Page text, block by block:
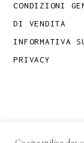
CONDIZIONI
DI VENDITA
INFORMATIVA
PRIVACY